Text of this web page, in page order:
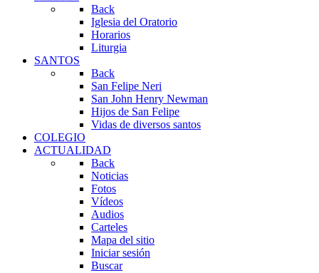
Back
Iglesia del Oratorio
Horarios
Liturgia
SANTOS
Back
San Felipe Neri
San John Henry Newman
Hijos de San Felipe
Vidas de diversos santos
COLEGIO
ACTUALIDAD
Back
Noticias
Fotos
Vídeos
Audios
Carteles
Mapa del sitio
Iniciar sesión
Buscar